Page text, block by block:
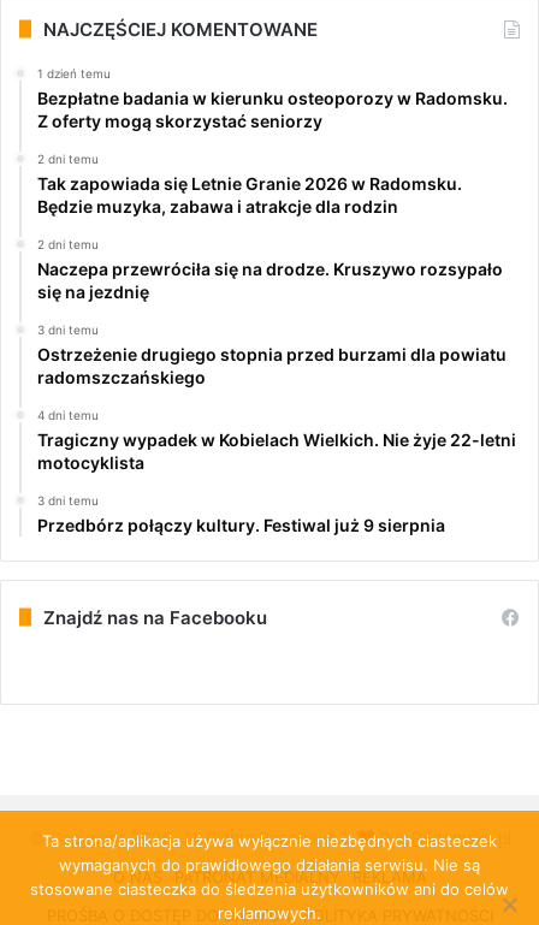
NAJCZĘŚCIEJ KOMENTOWANE
1 dzień temu
Bezpłatne badania w kierunku osteoporozy w Radomsku.
Z oferty mogą skorzystać seniorzy
2 dni temu
Tak zapowiada się Letnie Granie 2026 w Radomsku.
Będzie muzyka, zabawa i atrakcje dla rodzin
2 dni temu
Naczepa przewróciła się na drodze. Kruszywo rozsypało
się na jezdnię
3 dni temu
Ostrzeżenie drugiego stopnia przed burzami dla powiatu
radomszczańskiego
4 dni temu
Tragiczny wypadek w Kobielach Wielkich. Nie żyje 22-letni
motocyklista
3 dni temu
Przedbórz połączy kultury. Festiwal już 9 sierpnia
Znajdź nas na Facebooku
© Copyright 2026, All Rights Reserved | PulsRadomska.pl
O NAS PATRONAT MEDIALNY
REKLAMA
PROŚBA O DOSTĘP DO DANYCH
POLITYKA PRYWATNOŚCI
Ta strona/aplikacja używa wyłącznie niezbędnych ciasteczek
wymaganych do prawidłowego działania serwisu. Nie są
stosowane ciasteczka do śledzenia użytkowników ani do celów
reklamowych.